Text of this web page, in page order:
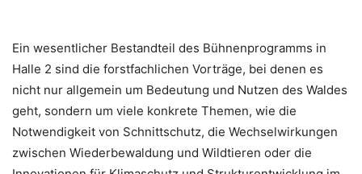
Ein wesentlicher Bestandteil des Bühnenprogramms in
Halle 2 sind die forstfachlichen Vorträge, bei denen es
nicht nur allgemein um Bedeutung und Nutzen des Waldes
geht, sondern um viele konkrete Themen, wie die
Notwendigkeit von Schnittschutz, die Wechselwirkungen
zwischen Wiederbewaldung und Wildtieren oder die